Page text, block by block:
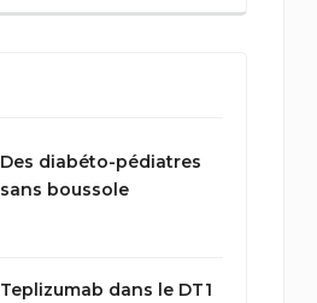
Des diabéto-pédiatres
sans boussole
Teplizumab dans le DT1